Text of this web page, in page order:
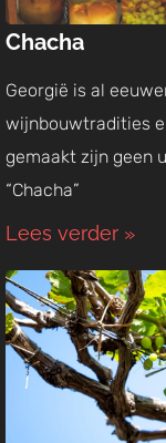
Chacha
Georgië is al
wijnbouwtradities
gemaakt zijn geen
“Chacha”
Lees verder »